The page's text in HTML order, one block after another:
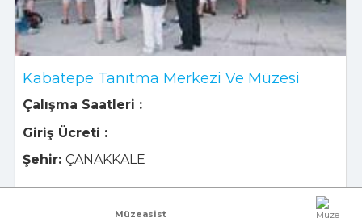
Kabatepe Tanıtma Merkezi Ve Müzesi
Çalışma Saatleri :
Giriş Ücreti :
Şehir: ÇANAKKALE
Müzeasist